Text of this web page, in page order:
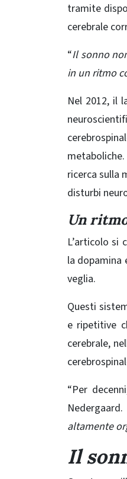
tramite
cerebrale
“Il sonno
in un ritmo
Nel 2012, il
ricerca sulla
disturbi
Un
L’articolo si
la dopamina
veglia.
Questi
e ripetitive
cerebrale,
“Per
Nedergaard.
altamente
Il